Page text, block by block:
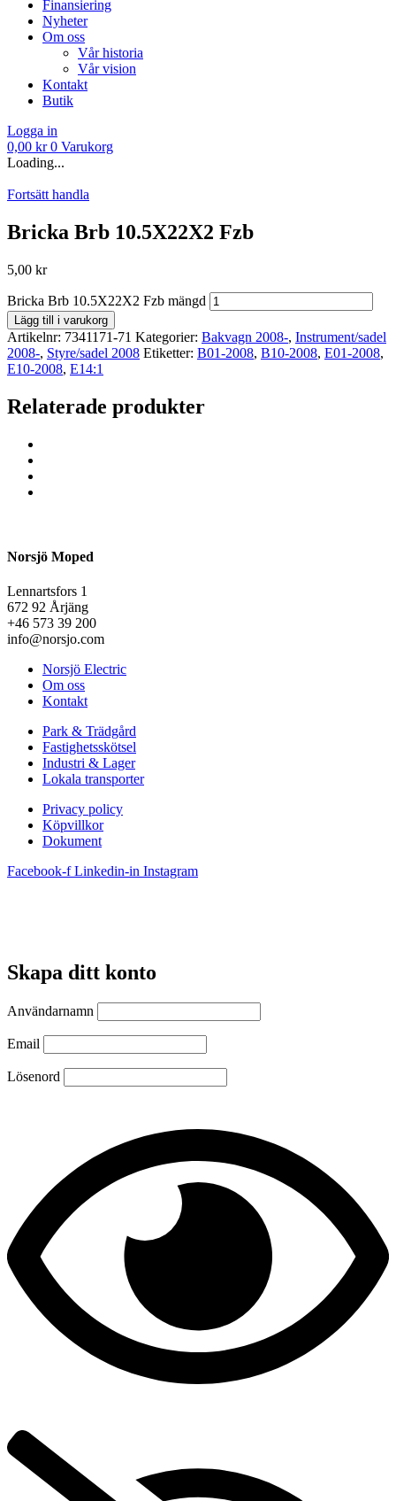
Finansiering
Nyheter
Om oss
Vår historia
Vår vision
Kontakt
Butik
Logga in
0,00 kr 0 Varukorg
Loading...
Fortsätt handla
Bricka Brb 10.5X22X2 Fzb
5,00 kr
Bricka Brb 10.5X22X2 Fzb mängd
Lägg till i varukorg
Artikelnr: 7341171-71 Kategorier: Bakvagn 2008-, Instrument/sadel
2008-, Styre/sadel 2008 Etiketter: B01-2008, B10-2008, E01-2008,
E10-2008, E14:1
Relaterade produkter
Norsjö Moped
Lennartsfors 1
672 92 Årjäng
+46 573 39 200
info@norsjo.com
Norsjö Electric
Om oss
Kontakt
Park & Trädgård
Fastighetsskötsel
Industri & Lager
Lokala transporter
Privacy policy
Köpvillkor
Dokument
Facebook-f Linkedin-in Instagram
Skapa ditt konto
Användarnamn
Email
Lösenord